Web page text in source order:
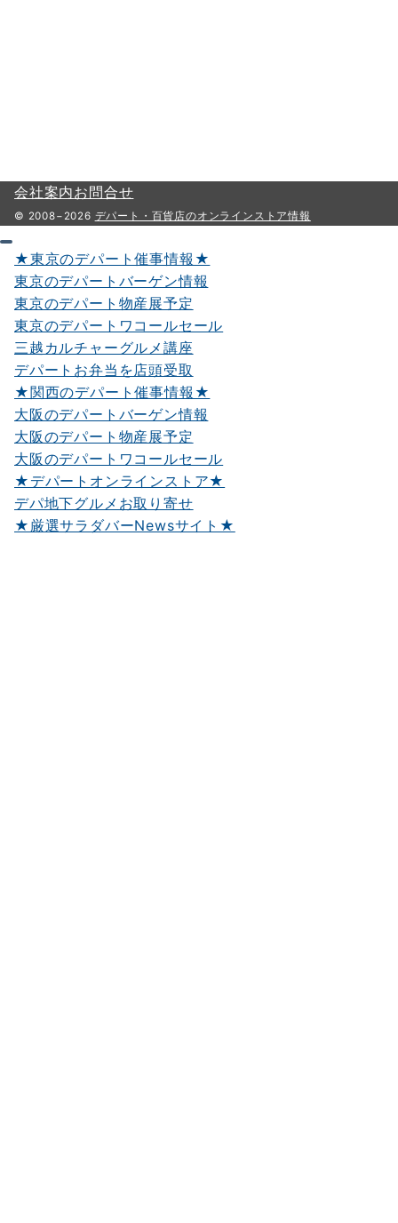
会社案内お問合せ
© 2008−2026 デパート・百貨店のオンラインストア情報
★東京のデパート催事情報★
東京のデパートバーゲン情報
東京のデパート物産展予定
東京のデパートワコールセール
三越カルチャーグルメ講座
デパートお弁当を店頭受取
★関西のデパート催事情報★
大阪のデパートバーゲン情報
大阪のデパート物産展予定
大阪のデパートワコールセール
★デパートオンラインストア★
デパ地下グルメお取り寄せ
★厳選サラダバーNewsサイト★